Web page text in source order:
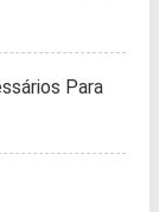
Para